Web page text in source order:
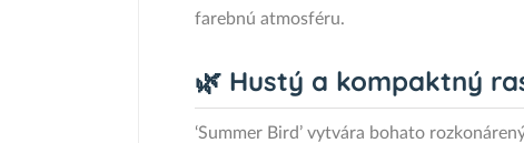
farebnú atmosféru.
🌿 Hustý a kompaktný
‘Summer Bird’ vytvára bohato